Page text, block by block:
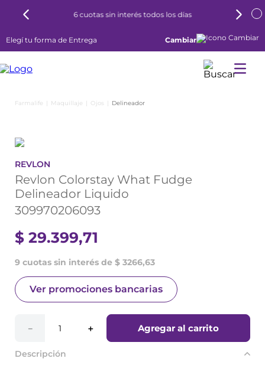
6 cuotas sin interés todos los días
Elegí tu forma de Entrega Cambiar
Maquillaje Ojos Delineador
REVLON
Revlon Colorstay What Fudge
Delineador Liquido
309970206093
$ 29.399,71
9 cuotas sin interés de $ 3266,63
Ver promociones bancarias
＋
－ Agregar al carrito
Descripción